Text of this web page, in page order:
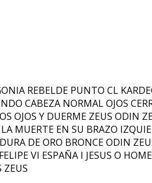
REBELDE PUNTO CL
CABEZA NORMAL OJOS
OJOS Y DUERME ZEUS ODIN
MUERTE EN SU BRAZO
DE ORO BRONCE ODIN
VI ESPAÑA I JESUS O
ZEUS